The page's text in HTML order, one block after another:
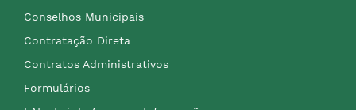
Conselhos Municipais
Contratação Direta
Contratos Administrativos
Formulários